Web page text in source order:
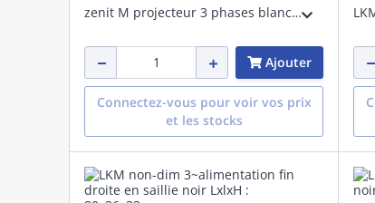
zenit M projecteur 3 phases blanc LED VO 4000K 23W 2219lm 40DEG
Ajouter
Connectez-vous pour voir vos prix
et les stocks